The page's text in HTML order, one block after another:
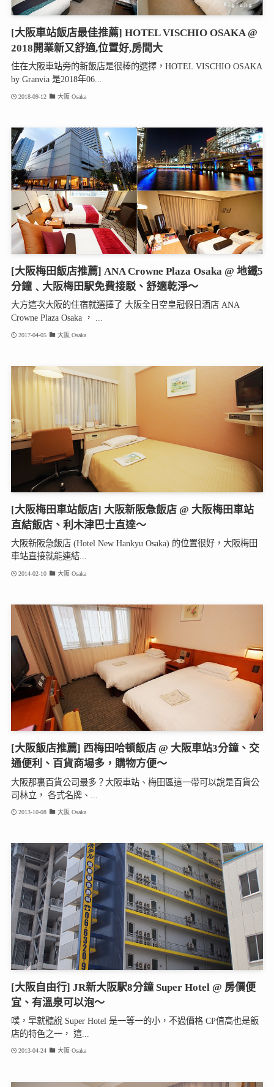
[大阪車站飯店最佳推薦] HOTEL VISCHIO OSAKA @
2018開業新又舒適,位置好,房間大
住在大阪車站旁的新飯店是很棒的選擇，HOTEL VISCHIO OSAKA
by Granvia 是2018年06...
2018-09-12 大阪 Osaka
[大阪梅田飯店推薦] ANA Crowne Plaza Osaka @ 地鐵5
分鐘﹑大阪梅田駅免費接駁、舒適乾淨～
大方這次大阪的住宿就選擇了 大阪全日空皇冠假日酒店 ANA
Crowne Plaza Osaka ， ...
2017-04-05 大阪 Osaka
[大阪梅田車站飯店] 大阪新阪急飯店 @ 大阪梅田車站
直結飯店、利木津巴士直達～
大阪新阪急飯店 (Hotel New Hankyu Osaka) 的位置很好，大阪梅田
車站直接就能連結...
2014-02-10 大阪 Osaka
[大阪飯店推薦] 西梅田哈頓飯店 @ 大阪車站3分鐘、交
通便利、百貨商場多，購物方便～
大阪那裏百貨公司最多？大阪車站、梅田區這一帶可以說是百貨公
司林立， 各式名牌、...
2013-10-08 大阪 Osaka
[大阪自由行] JR新大阪駅8分鐘 Super Hotel @ 房價便
宜、有溫泉可以泡～
噗，早就聽說 Super Hotel 是一等一的小，不過價格 CP值高也是飯
店的特色之一， 這...
2013-04-24 大阪 Osaka